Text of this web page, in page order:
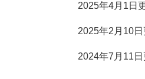
2025年4月1日
2025年2月10
2024年7月11